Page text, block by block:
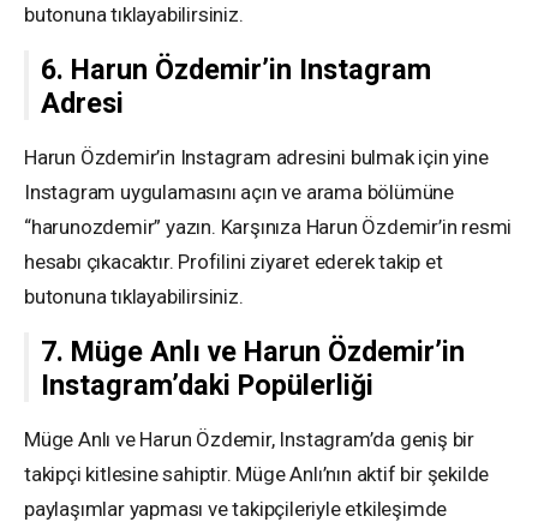
butonuna tıklayabilirsiniz.
6. Harun Özdemir’in Instagram
Adresi
Harun Özdemir’in Instagram adresini bulmak için yine
Instagram uygulamasını açın ve arama bölümüne
“harunozdemir” yazın. Karşınıza Harun Özdemir’in resmi
hesabı çıkacaktır. Profilini ziyaret ederek takip et
butonuna tıklayabilirsiniz.
7. Müge Anlı ve Harun Özdemir’in
Instagram’daki Popülerliği
Müge Anlı ve Harun Özdemir, Instagram’da geniş bir
takipçi kitlesine sahiptir. Müge Anlı’nın aktif bir şekilde
paylaşımlar yapması ve takipçileriyle etkileşimde